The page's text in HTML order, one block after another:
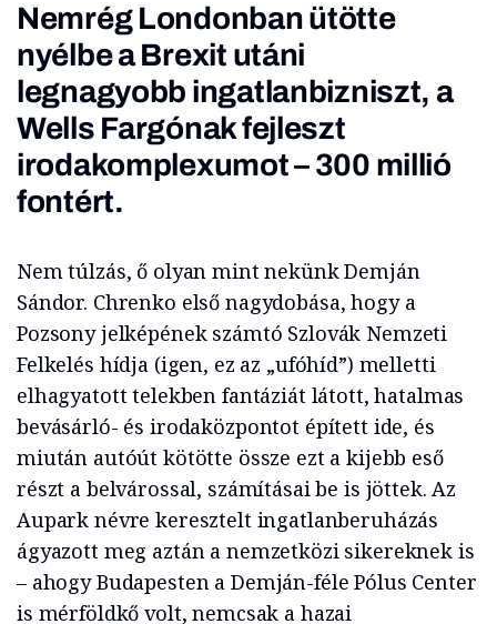
Nemrég Londonban ütötte
nyélbe a Brexit utáni
legnagyobb ingatlanbizniszt, a
Wells Fargónak fejleszt
irodakomplexumot – 300 millió
fontért.
Nem túlzás, ő olyan mint nekünk Demján
Sándor. Chrenko első nagydobása, hogy a
Pozsony jelképének számtó Szlovák Nemzeti
Felkelés hídja (igen, ez az „ufóhíd”) melletti
elhagyatott telekben fantáziát látott, hatalmas
bevásárló- és irodaközpontot épített ide, és
miután autóút kötötte össze ezt a kijebb eső
részt a belvárossal, számításai be is jöttek. Az
Aupark névre keresztelt ingatlanberuházás
ágyazott meg aztán a nemzetközi sikereknek is
– ahogy Budapesten a Demján-féle Pólus Center
is mérföldkő volt, nemcsak a hazai